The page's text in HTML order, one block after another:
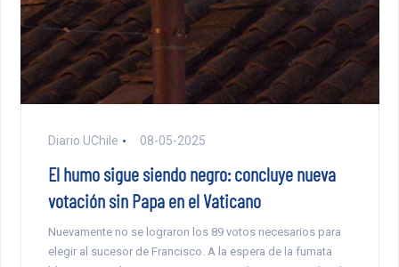
Diario UChile 08-05-2025
El humo sigue siendo negro: concluye nueva
votación sin Papa en el Vaticano
Nuevamente no se lograron los 89 votos necesarios para
elegir al sucesor de Francisco. A la espera de la fumata